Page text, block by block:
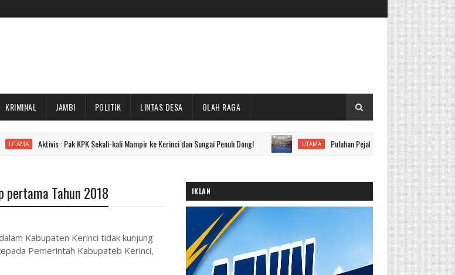
KRIMINAL JAMBI POLITIK LINTAS DESA OLAH RAGA
: Pak KPK Sekali-kali Mampir ke Kerinci dan Sungai Penuh Dong! UTAMA Puluhan Pejabat Eselon II hingga IV Pemkot Sungai
pertama Tahun 2018
Kabupaten Kerinci tidak kunjung
Pemerintah Kabupateb Kerinci,
IKLAN